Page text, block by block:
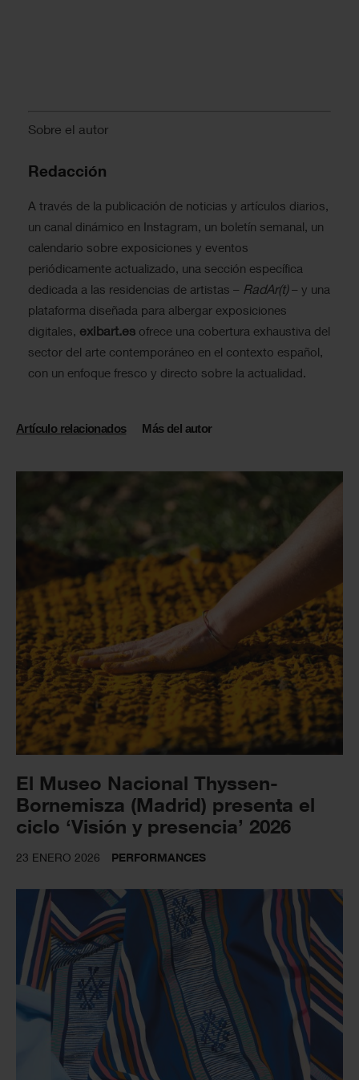
Sobre el autor
Redacción
A través de la publicación de noticias y artículos diarios,
un canal dinámico en Instagram, un boletín semanal, un
calendario sobre exposiciones y eventos
periódicamente actualizado, una sección específica
dedicada a las residencias de artistas – RadAr(t)– y una
plataforma diseñada para albergar exposiciones
digitales, exibart.es ofrece una cobertura exhaustiva del
sector del arte contemporáneo en el contexto español,
con un enfoque fresco y directo sobre la actualidad.
Artículo relacionados Más del autor
El Museo Nacional Thyssen-
Bornemisza (Madrid) presenta el
ciclo ‘Visión y presencia’ 2026
23 ENERO 2026 PERFORMANCES